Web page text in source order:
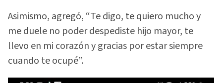
Asimismo, agregó, “Te digo, te quiero mucho y
me duele no poder despediste hijo mayor, te
llevo en mi corazón y gracias por estar siempre
cuando te ocupé”.